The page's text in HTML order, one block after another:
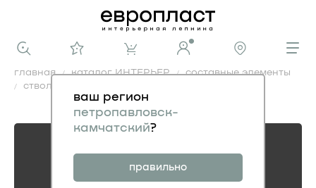
ваш регион
петропавловск-
камчатский?
правильно
главная каталог ИНТЕРЬЕР
составные элементы
ствол 1.16.050
ствол 1.16.050